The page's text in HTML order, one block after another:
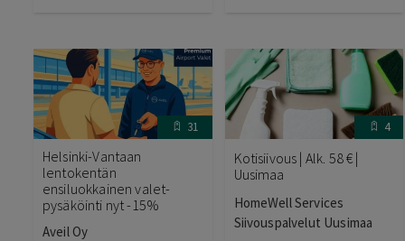
31
Helsinki-Vantaan
lentokentän
ensiluokkainen valet-
pysäköinti nyt -15%
Aveil Oy
4
Kotisiivous | Alk. 58 € |
Uusimaa
HomeWell Services
Siivouspalvelut Uusimaa